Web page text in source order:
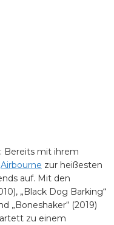
Bereits mit ihrem
Airbourne zur heißesten
auf. Mit den
„Black Dog Barking“
„Boneshaker“ (2019)
zu einem